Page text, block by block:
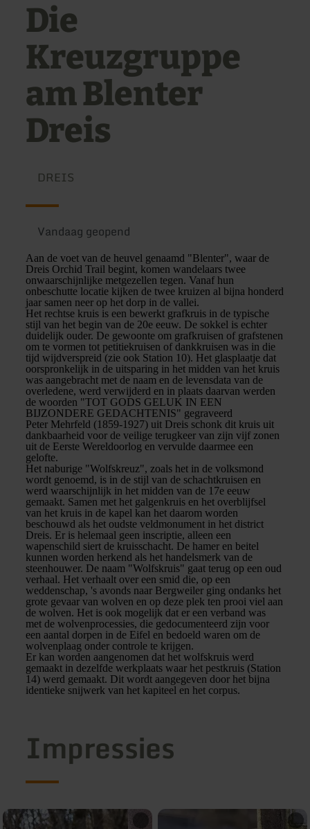
Die
Kreuzgruppe
am Blenter
Dreis
DREIS
Vandaag geopend
Aan de voet van de heuvel genaamd "Blenter", waar de
Dreis Orchid Trail begint, komen wandelaars twee
onwaarschijnlijke metgezellen tegen. Vanaf hun
onbeschutte locatie kijken de twee kruizen al bijna honderd
jaar samen neer op het dorp in de vallei.
Het rechtse kruis is een bewerkt grafkruis in de typische
stijl van het begin van de 20e eeuw. De sokkel is echter
duidelijk ouder. De gewoonte om grafkruisen of grafstenen
om te vormen tot petitiekruisen of dankkruisen was in die
tijd wijdverspreid (zie ook Station 10). Het glasplaatje dat
oorspronkelijk in de uitsparing in het midden van het kruis
was aangebracht met de naam en de levensdata van de
overledene, werd verwijderd en in plaats daarvan werden
de woorden "TOT GODS GELUK IN EEN
BIJZONDERE GEDACHTENIS" gegraveerd
Peter Mehrfeld (1859-1927) uit Dreis schonk dit kruis uit
dankbaarheid voor de veilige terugkeer van zijn vijf zonen
uit de Eerste Wereldoorlog en vervulde daarmee een
gelofte.
Het naburige "Wolfskreuz", zoals het in de volksmond
wordt genoemd, is in de stijl van de schachtkruisen en
werd waarschijnlijk in het midden van de 17e eeuw
gemaakt. Samen met het galgenkruis en het overblijfsel
van het kruis in de kapel kan het daarom worden
beschouwd als het oudste veldmonument in het district
Dreis. Er is helemaal geen inscriptie, alleen een
wapenschild siert de kruisschacht. De hamer en beitel
kunnen worden herkend als het handelsmerk van de
steenhouwer. De naam "Wolfskruis" gaat terug op een oud
verhaal. Het verhaalt over een smid die, op een
weddenschap, 's avonds naar Bergweiler ging ondanks het
grote gevaar van wolven en op deze plek ten prooi viel aan
de wolven. Het is ook mogelijk dat er een verband was
met de wolvenprocessies, die gedocumenteerd zijn voor
een aantal dorpen in de Eifel en bedoeld waren om de
wolvenplaag onder controle te krijgen.
Er kan worden aangenomen dat het wolfskruis werd
gemaakt in dezelfde werkplaats waar het pestkruis (Station
14) werd gemaakt. Dit wordt aangegeven door het bijna
identieke snijwerk van het kapiteel en het corpus.
Impressies